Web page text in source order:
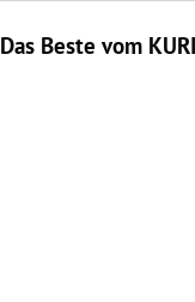
Das Beste vom